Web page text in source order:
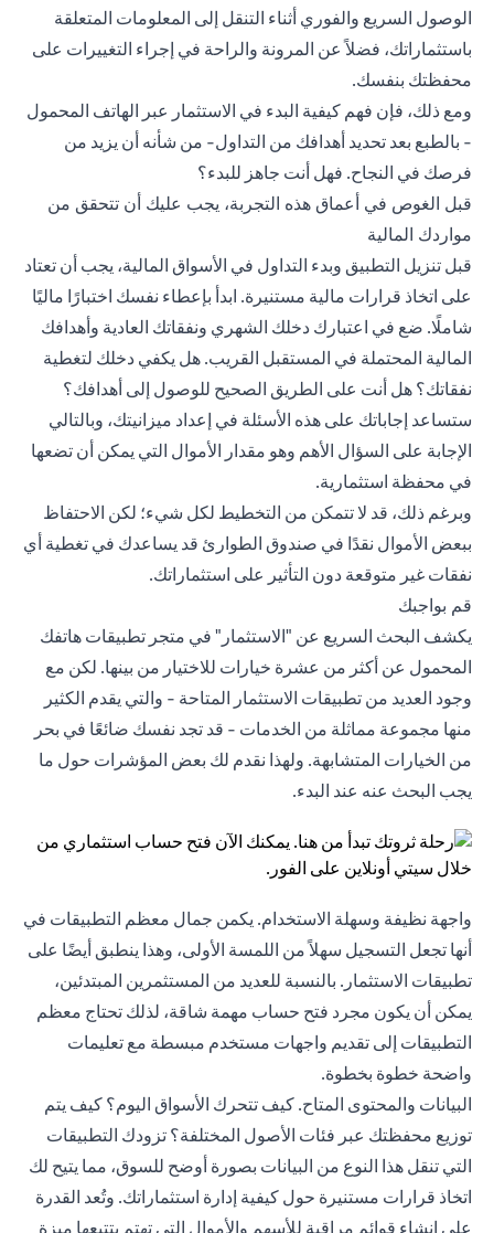
الوصول السريع والفوري أثناء التنقل إلى المعلومات المتعلقة
باستثماراتك، فضلاً عن المرونة والراحة في إجراء التغييرات على
محفظتك بنفسك.
ومع ذلك، فإن فهم كيفية البدء في الاستثمار عبر الهاتف المحمول
- بالطبع بعد تحديد أهدافك من التداول- من شأنه أن يزيد من
فرصك في النجاح. فهل أنت جاهز للبدء؟
قبل الغوص في أعماق هذه التجربة، يجب عليك أن تتحقق من
مواردك المالية
قبل تنزيل التطبيق وبدء التداول في الأسواق المالية، يجب أن تعتاد
على اتخاذ قرارات مالية مستنيرة. ابدأ بإعطاء نفسك اختبارًا ماليًا
شاملًا. ضع في اعتبارك دخلك الشهري ونفقاتك العادية وأهدافك
المالية المحتملة في المستقبل القريب. هل يكفي دخلك لتغطية
نفقاتك؟ هل أنت على الطريق الصحيح للوصول إلى أهدافك؟
ستساعد إجاباتك على هذه الأسئلة في إعداد ميزانيتك، وبالتالي
الإجابة على السؤال الأهم وهو مقدار الأموال التي يمكن أن تضعها
في محفظة استثمارية.
وبرغم ذلك، قد لا تتمكن من التخطيط لكل شيء؛ لكن الاحتفاظ
ببعض الأموال نقدًا في صندوق الطوارئ قد يساعدك في تغطية أي
نفقات غير متوقعة دون التأثير على استثماراتك.
قم بواجبك
يكشف البحث السريع عن "الاستثمار" في متجر تطبيقات هاتفك
المحمول عن أكثر من عشرة خيارات للاختيار من بينها. لكن مع
وجود العديد من تطبيقات الاستثمار المتاحة - والتي يقدم الكثير
منها مجموعة مماثلة من الخدمات - قد تجد نفسك ضائعًا في بحر
من الخيارات المتشابهة. ولهذا نقدم لك بعض المؤشرات حول ما
يجب البحث عنه عند البدء.
واجهة نظيفة وسهلة الاستخدام. يكمن جمال معظم التطبيقات في
أنها تجعل التسجيل سهلاً من اللمسة الأولى، وهذا ينطبق أيضًا على
تطبيقات الاستثمار. بالنسبة للعديد من المستثمرين المبتدئين،
يمكن أن يكون مجرد فتح حساب مهمة شاقة، لذلك تحتاج معظم
التطبيقات إلى تقديم واجهات مستخدم مبسطة مع تعليمات
واضحة خطوة بخطوة.
البيانات والمحتوى المتاح. كيف تتحرك الأسواق اليوم؟ كيف يتم
توزيع محفظتك عبر فئات الأصول المختلفة؟ تزودك التطبيقات
التي تنقل هذا النوع من البيانات بصورة أوضح للسوق، مما يتيح لك
اتخاذ قرارات مستنيرة حول كيفية إدارة استثماراتك. وتُعد القدرة
على إنشاء قوائم مراقبة للأسهم والأموال التي تهتم بتتبعها ميزة